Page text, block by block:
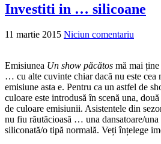
Investiti in … silicoane
11 martie 2015 Niciun comentariu
Emisiunea Un show păcătos mă mai
… cu alte cuvinte chiar dacă nu este cea
emisiune asta e. Pentru ca un astfel de
culoare este introdusă în scenă una,
de culoare emisiunii. Asistentele din
nu fiu răutăcioasă … una dansatoare/
siliconată/o tipă normală. Veți înțelege